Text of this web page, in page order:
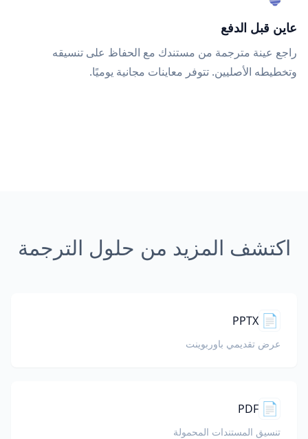
عاين قبل الدفع
راجع عينة مترجمة من مستندك مع الحفاظ على تنسيقه
وتخطيطه الأصليين. تتوفر معاينات مجانية يوميًا.
اكتشف المزيد من حلول الترجمة
📄
PPTX
عرض تقديمي باوربوينت
📄
PDF
تنسيق المستندات المحمولة